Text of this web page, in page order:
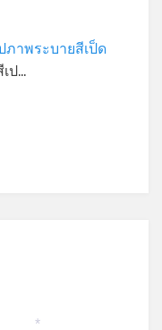
ภาพระบายสีเป็ด
ป…